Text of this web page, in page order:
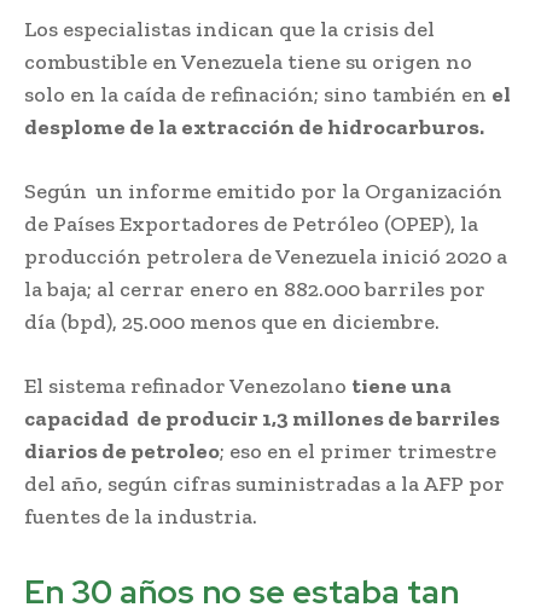
Los especialistas indican que la crisis del
combustible en Venezuela tiene su origen no
solo en la caída de refinación; sino también en el
desplome de la extracción de hidrocarburos.
Según un informe emitido por la Organización
de Países Exportadores de Petróleo (OPEP), la
producción petrolera de Venezuela inició 2020 a
la baja; al cerrar enero en 882.000 barriles por
día (bpd), 25.000 menos que en diciembre.
El sistema refinador Venezolano tiene una
capacidad de producir 1,3 millones de barriles
diarios de petroleo; eso en el primer trimestre
del año, según cifras suministradas a la AFP por
fuentes de la industria.
En 30 años no se estaba tan